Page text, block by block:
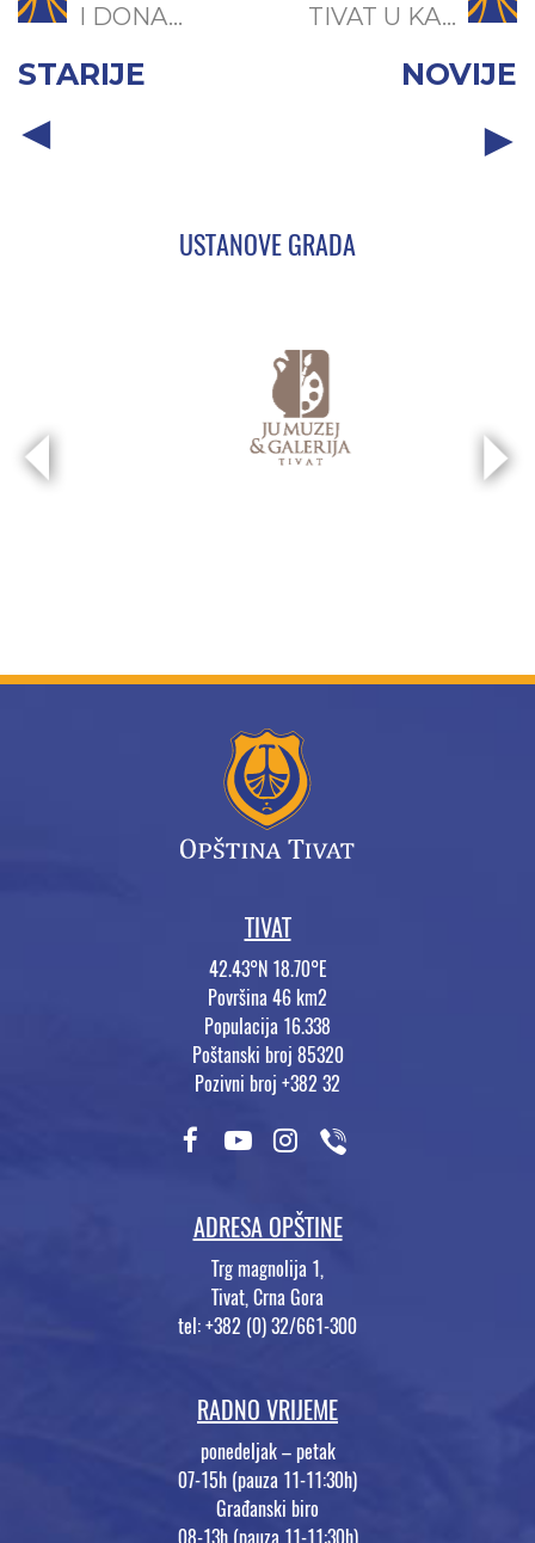
I DONA...
STARIJE
TIVAT U KA...
NOVIJE
USTANOVE GRADA
TIVAT
42.43°N 18.70°E
Površina 46 km2
Populacija 16.338
Poštanski broj 85320
Pozivni broj +382 32
ADRESA OPŠTINE
Trg magnolija 1,
Tivat, Crna Gora
tel: +382 (0) 32/661-300
RADNO VRIJEME
ponedeljak – petak
07-15h (pauza 11-11:30h)
Građanski biro
08-13h (pauza 11-11:30h)